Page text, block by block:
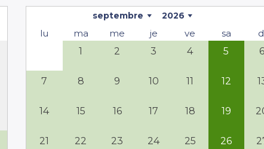
au marché local le vendredi matin pour
que le Gouffre du Padirac ou une visite
Ils n'utilisent jamais la piscine et sont
septembre 2026
lu ma me je ve sa
1
2 3 4 5 6
7 8 9 10 11 12
14 15 16 17 18 19
21 22 23 24 25 26